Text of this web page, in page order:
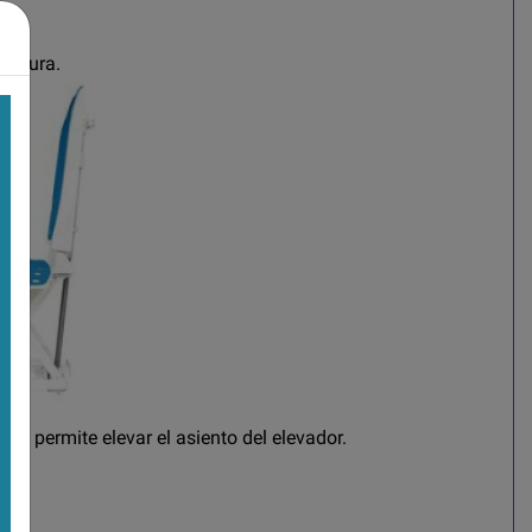
altura.
permite elevar el asiento del elevador.